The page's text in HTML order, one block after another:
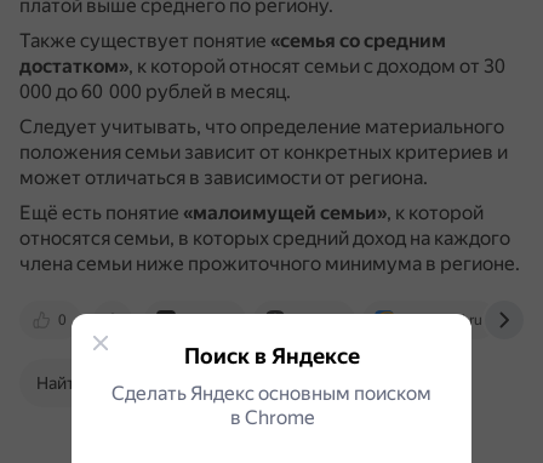
платой выше среднего по региону.
Также существует понятие «семья со средним
достатком», к которой относят семьи с доходом от 30
000 до 60 000 рублей в месяц.
Следует учитывать, что определение материального
положения семьи зависит от конкретных критериев и
может отличаться в зависимости от региона.
Ещё есть понятие «малоимущей семьи», к которой
относятся семьи, в которых средний доход на каждого
члена семьи ниже прожиточного минимума в регионе.
0 otvet.mail.ru
Найти в Поиске
Поиск в Яндексе
Сделать Яндекс основным поиском
в Сhrome